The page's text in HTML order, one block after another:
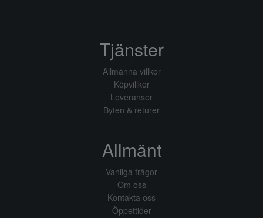
Tjänster
Allmänna villkor
Köpvillkor
Leveranser
Byten & returer
Allmänt
Vanliga frågor
Om oss
Kontakta oss
Öppettider